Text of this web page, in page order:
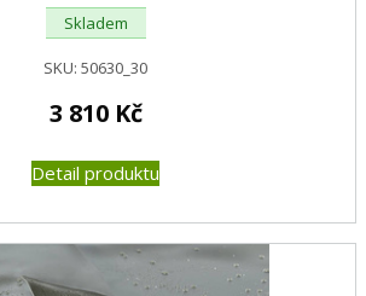
Skladem
SKU: 50630_30
3 810 Kč
Detail produktu